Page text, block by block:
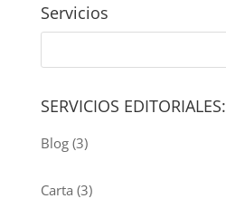
Servicios
SERVICIOS EDITORIALES:
Blog(3)
Carta (3)